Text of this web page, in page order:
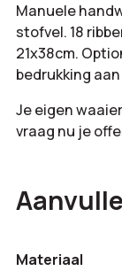
Manuele
stofvel. 18
21x38cm.
bedrukking
Je eigen
vraag nu je
Materiaal